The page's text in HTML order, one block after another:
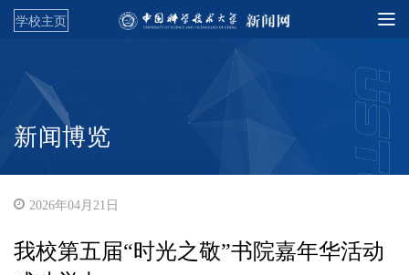
学校主页
新闻博览
2026年04月21日
我校第五届“时光之敬”书院嘉年华活动